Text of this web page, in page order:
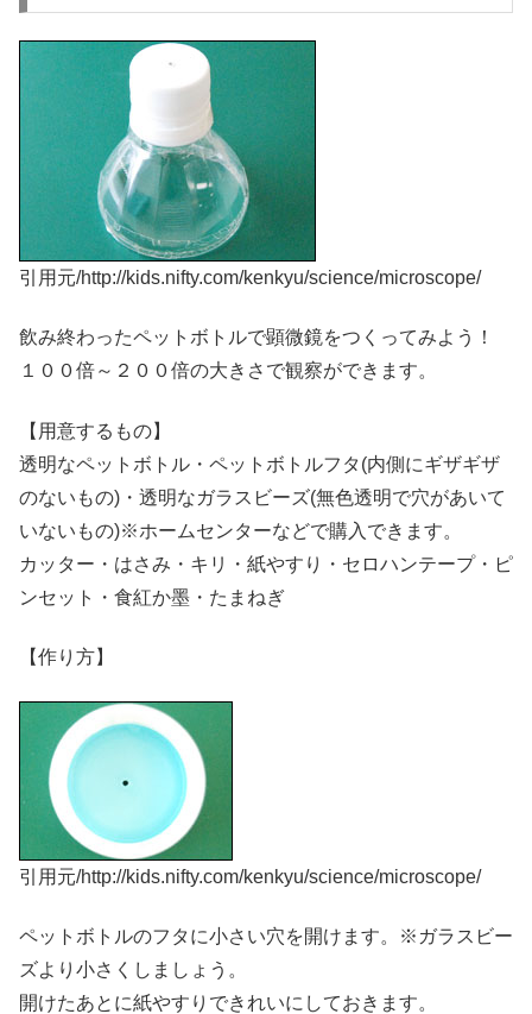
引用元/http://kids.nifty.com/kenkyu/science/microscope/
飲み終わったペットボトルで顕微鏡をつくってみよう！
１００倍～２００倍の大きさで観察ができます。
【用意するもの】
透明なペットボトル・ペットボトルフタ(内側にギザギザ
のないもの)・透明なガラスビーズ(無色透明で穴があいて
いないもの)※ホームセンターなどで購入できます。
カッター・はさみ・キリ・紙やすり・セロハンテープ・ピ
ンセット・食紅か墨・たまねぎ
【作り方】
引用元/http://kids.nifty.com/kenkyu/science/microscope/
ペットボトルのフタに小さい穴を開けます。※ガラスビー
ズより小さくしましょう。
開けたあとに紙やすりできれいにしておきます。